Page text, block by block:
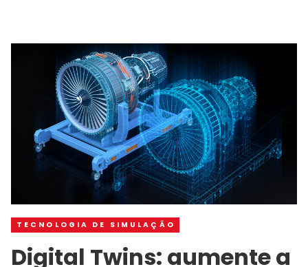
TECNOLOGIA DE SIMULAÇÃO
Digital Twins: aumente a